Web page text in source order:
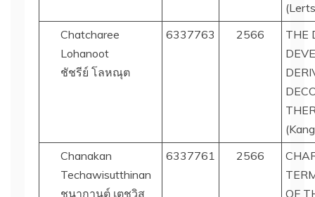
Chatcharee
Lohanoot
ชัชรีย์ โลหณุต
6337763 2566
THE
Chanakan
Techawisutthinan
ชนากานต์​ เตชวิสุ
6337761 2566
OF